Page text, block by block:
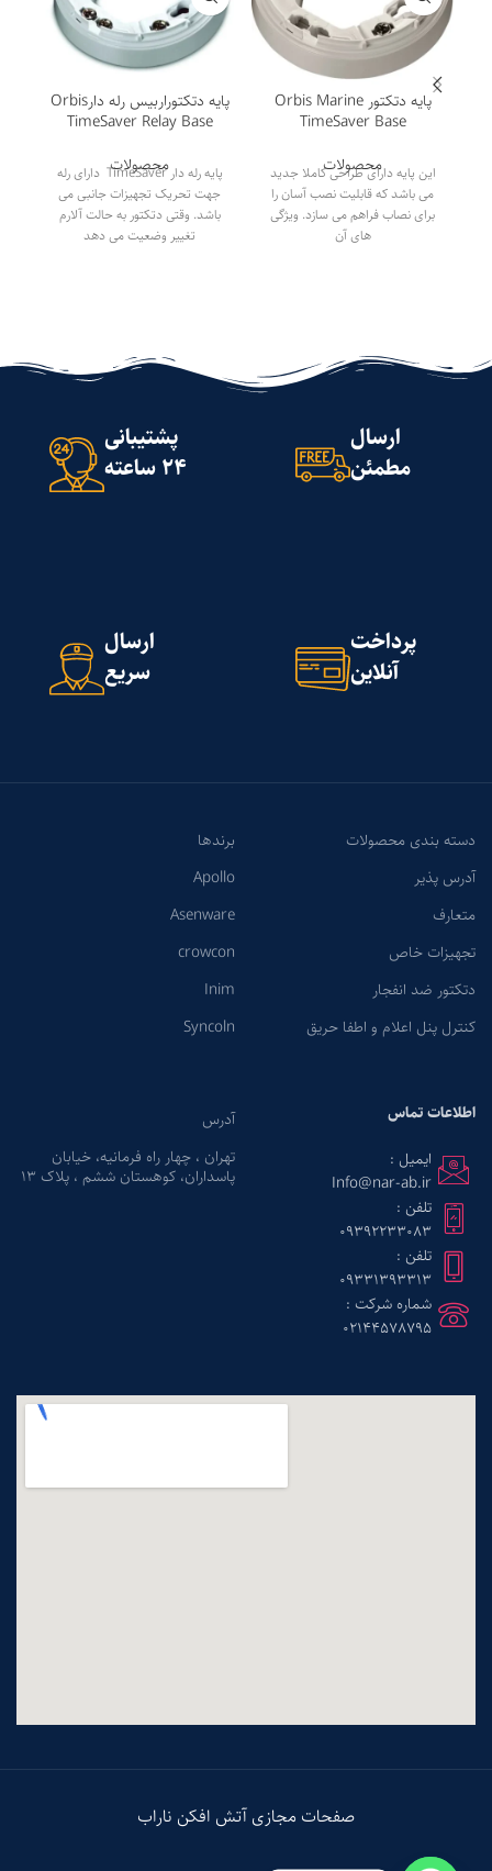
پایه دتکتور Orbis Marine
TimeSaver Base
محصولات
این پایه دارای طراحی کاملا جدید
می باشد که قابلیت نصب آسان را
برای نصاب فراهم می سازد. ویژگی
های آن
پایه دتکتوراربیس رله دارOrbis
TimeSaver Relay Base
محصولات پایه رله دار TimeSaver دارای رله
جهت تحریک تجهیزات جانبی می
باشد. وقتی دتکتور به حالت آلارم
تغییر وضعیت می دهد
ارسال
مطمئن
پشتیبانی
24 ساعته
پرداخت
آنلاین
ارسال
سریع
دسته بندی محصولات
آدرس پذیر
متعارف
تجهیزات خاص
دتکتور ضد انفجار
کنترل پنل اعلام و اطفا حریق
برندها
Apollo
Asenware
crowcon
Inim
Syncoln
اطلاعات تماس
ایمیل :
Info@nar-ab.ir
تلفن :
09392233083
تلفن :
09331393313
شماره شرکت :
02144578795
آدرس
تهران ، چهار راه فرمانیه، خیابان
پاسداران، کوهستان ششم ، پلاک ۱۳
صفحات مجازی آتش افکن ناراب